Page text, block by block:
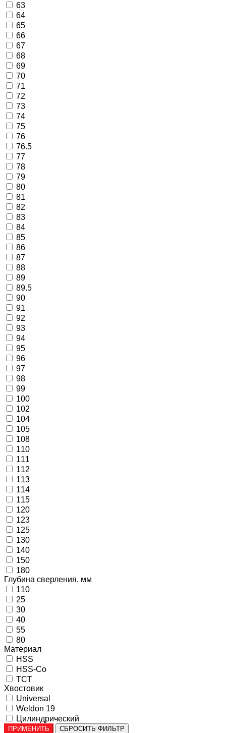
63
64
65
66
67
68
69
70
71
72
73
74
75
76
76.5
77
78
79
80
81
82
83
84
85
86
87
88
89
89.5
90
91
92
93
94
95
96
97
98
99
100
102
104
105
108
110
111
112
113
114
115
120
123
125
130
140
150
180
Глубина сверления, мм
110
25
30
40
55
80
Материал
HSS
HSS-Co
TCT
Хвостовик
Universal
Weldon 19
Цилиндрический
ПРИМЕНИТЬ СБРОСИТЬ ФИЛЬТР